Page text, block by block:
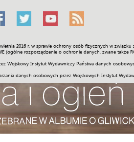
2016 r. w sprawie ochrony osób fizycznych w
(ogólne rozporządzenie o ochronie danych, zwane także
Wojskowy Instytut Wydawniczy Państwa danych
danych osobowych przez Wojskowych Instytut
Sport Historia Galerie Wideo